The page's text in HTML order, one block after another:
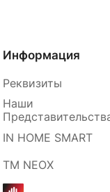
Информация
Реквизиты
Наши
IN HOME SMART
ТМ NEOX